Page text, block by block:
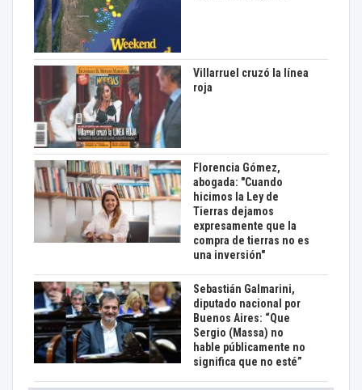
Villarruel cruzó la línea
roja
Florencia Gómez,
abogada: "Cuando
hicimos la Ley de
Tierras dejamos
expresamente que la
compra de tierras no es
una inversión"
Sebastián Galmarini,
diputado nacional por
Buenos Aires: “Que
Sergio (Massa) no
hable públicamente no
significa que no esté”